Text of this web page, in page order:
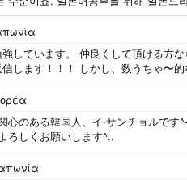
ョンで
のことた
くさん知
りたいで
しています。 仲良くして頂ける方
します！！！ しかし、数うちゃ〜
心のある韓国人、イ·サンチョルです
ろしくお願いします^..